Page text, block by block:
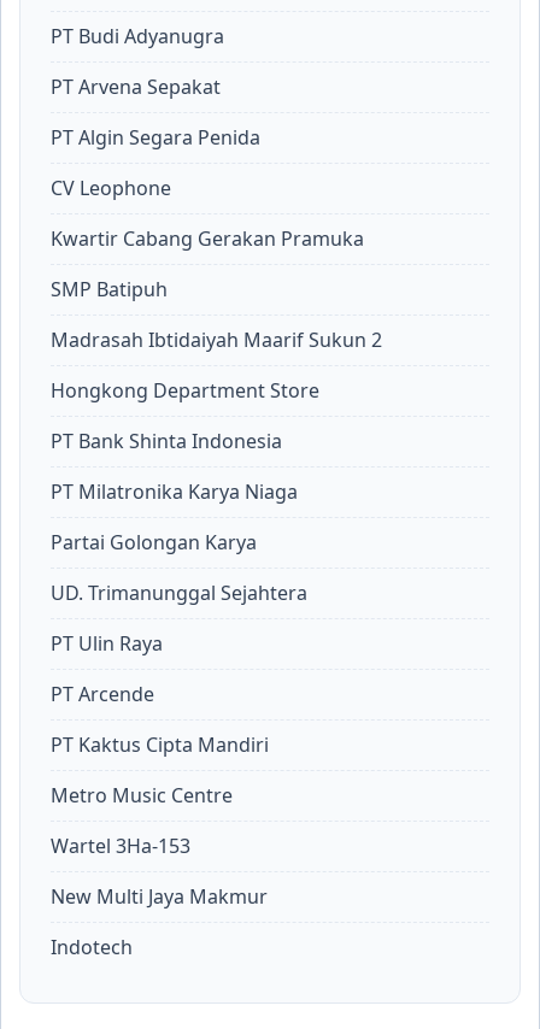
PT Budi Adyanugra
PT Arvena Sepakat
PT Algin Segara Penida
CV Leophone
Kwartir Cabang Gerakan Pramuka
SMP Batipuh
Madrasah Ibtidaiyah Maarif Sukun 2
Hongkong Department Store
PT Bank Shinta Indonesia
PT Milatronika Karya Niaga
Partai Golongan Karya
UD. Trimanunggal Sejahtera
PT Ulin Raya
PT Arcende
PT Kaktus Cipta Mandiri
Metro Music Centre
Wartel 3Ha-153
New Multi Jaya Makmur
Indotech